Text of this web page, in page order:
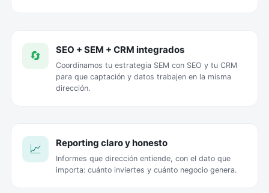
🔄 SEO + SEM + CRM integrados
Coordinamos tu estrategia SEM con SEO y tu CRM
para que captación y datos trabajen en la misma
dirección.
📈 Reporting claro y honesto
Informes que dirección entiende, con el dato que
importa: cuánto inviertes y cuánto negocio genera.